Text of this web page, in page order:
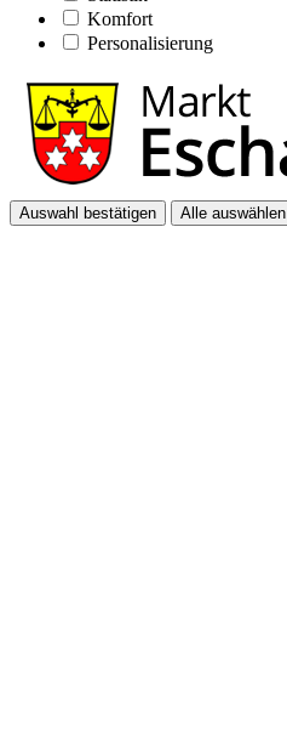
Komfort
Personalisierung
Auswahl bestätigen Alle auswählen